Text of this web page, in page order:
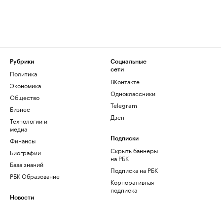
Рубрики
Политика
Экономика
Общество
Бизнес
Технологии и
медиа
Финансы
Биографии
База знаний
РБК Образование
Новости
Социальные
сети
ВКонтакте
Одноклассники
Telegram
Дзен
Подписки
Скрыть баннеры
на РБК
Подписка на РБК
Корпоративная
подписка